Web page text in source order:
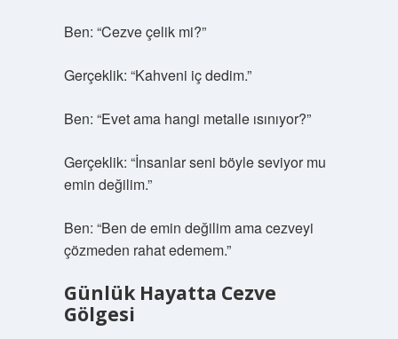
Ben: “Cezve çelik mi?”
Gerçeklik: “Kahveni iç dedim.”
Ben: “Evet ama hangi metalle ısınıyor?”
Gerçeklik: “İnsanlar seni böyle seviyor mu
emin değilim.”
Ben: “Ben de emin değilim ama cezveyi
çözmeden rahat edemem.”
Günlük Hayatta Cezve
Gölgesi